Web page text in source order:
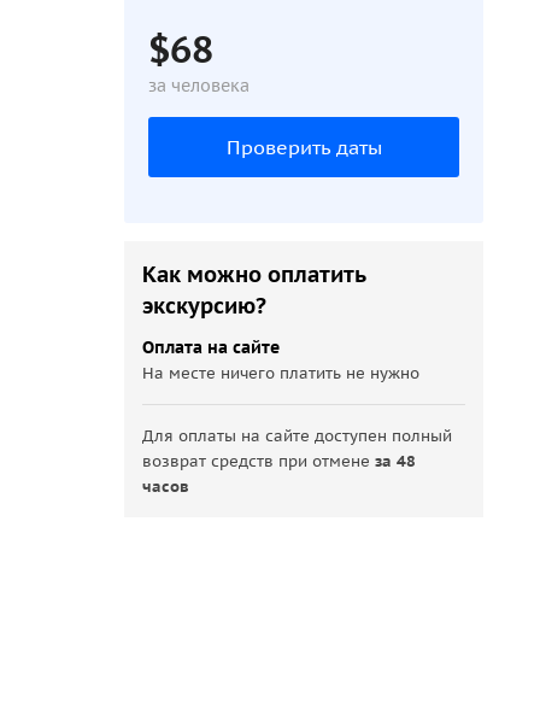
$68
за человека
Проверить даты
Как можно оплатить
экскурсию?
Оплата на сайте
На месте ничего платить не нужно
Для оплаты на сайте доступен полный
возврат средств при отменеза 48
часов